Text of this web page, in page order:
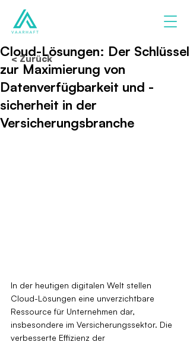
Cloud-Lösungen: Der Schlüssel
zur Maximierung von
Datenverfügbarkeit und -
sicherheit in der
Versicherungsbranche
In der heutigen digitalen Welt stellen
Cloud-Lösungen eine unverzichtbare
Ressource für Unternehmen dar,
insbesondere im Versicherungssektor. Die
verbesserte Effizienz der
< Zurück